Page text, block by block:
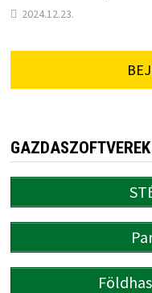
2024.12.23.
GAZDASZOFTVEREK